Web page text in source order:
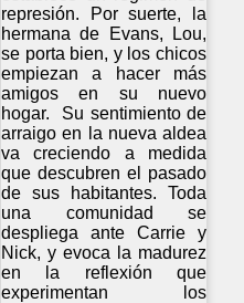
represión. Por suerte, la
hermana de Evans, Lou,
se porta bien, y los chicos
empiezan a hacer más
amigos en su nuevo
hogar. Su sentimiento de
arraigo en la nueva aldea
va creciendo a medida
que descubren el pasado
de sus habitantes. Toda
una comunidad se
despliega ante Carrie y
Nick, y evoca la madurez
en la reflexión que
experimentan los